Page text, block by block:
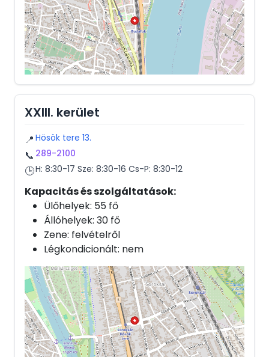
XXIII. kerület
📍 Hösök tere 13.
📞 289-2100
🕒H: 8:30-17 Sze: 8:30-16 Cs-P: 8:30-12
Kapacitás és szolgáltatások:
Ülőhelyek: 55 fő
Állóhelyek: 30 fő
Zene: felvételről
Légkondicionált: nem